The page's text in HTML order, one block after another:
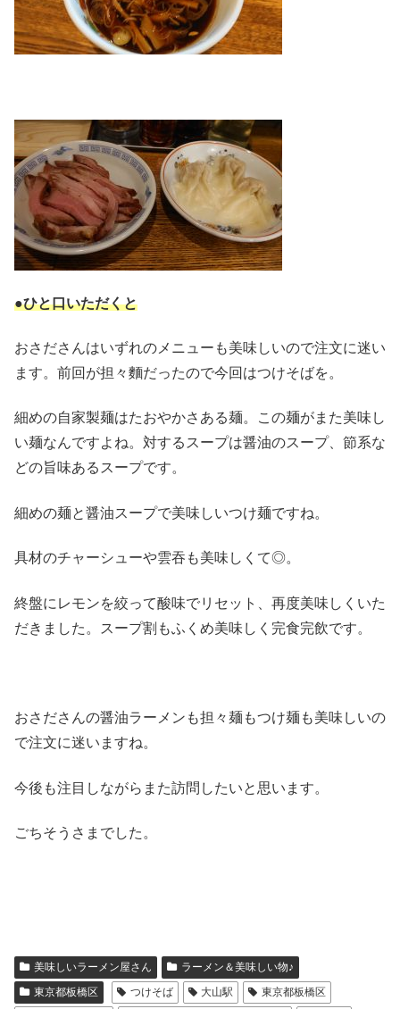
●ひと口いただくと
おさださんはいずれのメニューも美味しいので注文に迷い
ます。前回が担々麵だったので今回はつけそばを。
細めの自家製麺はたおやかさある麺。この麺がまた美味し
い麺なんですよね。対するスープは醤油のスープ、節系な
どの旨味あるスープです。
細めの麺と醤油スープで美味しいつけ麺ですね。
具材のチャーシューや雲吞も美味しくて◎。
終盤にレモンを絞って酸味でリセット、再度美味しくいた
だきました。スープ割もふくめ美味しく完食完飲です。
おさださんの醤油ラーメンも担々麺もつけ麺も美味しいの
で注文に迷いますね。
今後も注目しながらまた訪問したいと思います。
ごちそうさまでした。
美味しいラーメン屋さん
ラーメン＆美味しい物♪
東京都板橋区
つけそば 大山駅
東京都板橋区